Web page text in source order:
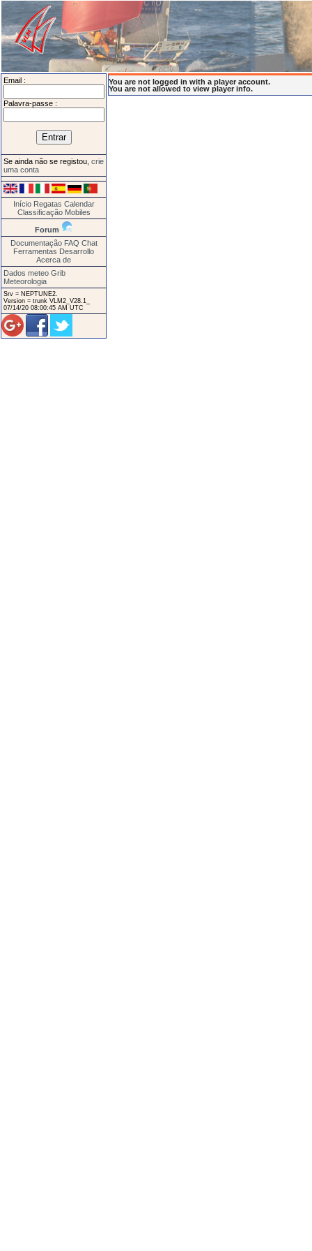
Email :
Palavra-passe :
Se ainda não se registou, crie
uma conta
Início Regatas Calendar
Classificação Mobiles
Forum
Documentação FAQ Chat
Ferramentas Desarrollo
Acerca de
Dados meteo Grib
Meteorologia
Srv = NEPTUNE2.
Version = trunk VLM2_V28.1_
07/14/20 08:00:45 AM UTC
You are not logged in with a player account.
You are not allowed to view player info.